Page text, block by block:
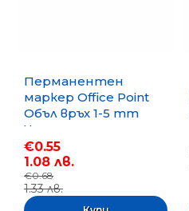
Перманентен
маркер Office Point
Объл връх 1-5 mm
Черен
€0.55
1.08 лв.
€0.68
1.33 лв.